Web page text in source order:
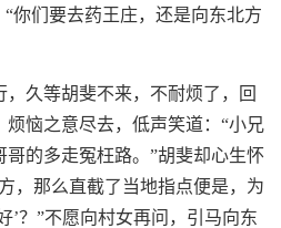
你们要去药王庄，还是向东北方
久等胡斐不来，不耐烦了，回
恼之意尽去，低声笑道：“小兄
的多走冤枉路。”胡斐却心生怀
，那么直截了当地指点便是，为
’？”不愿向村女再问，引马向东